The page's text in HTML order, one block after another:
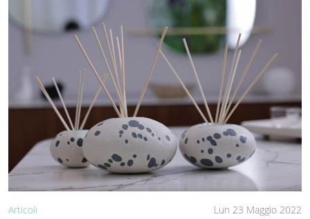
Lun 23 Maggio 2022
Articoli